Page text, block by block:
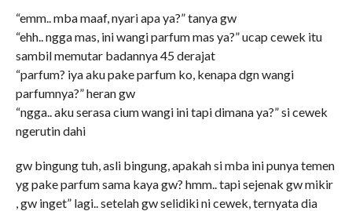
“emm.. mba maaf, nyari apa ya?” tanya gw
“ehh.. ngga mas, ini wangi parfum mas ya?” ucap cewek itu
sambil memutar badannya 45 derajat
“parfum? iya aku pake parfum ko, kenapa dgn wangi
parfumnya?” heran gw
“ngga.. aku serasa cium wangi ini tapi dimana ya?” si cewek
ngerutin dahi
gw bingung tuh, asli bingung, apakah si mba ini punya temen
yg pake parfum sama kaya gw? hmm.. tapi sejenak gw mikir
, gw inget” lagi.. setelah gw selidiki ni cewek, ternyata dia